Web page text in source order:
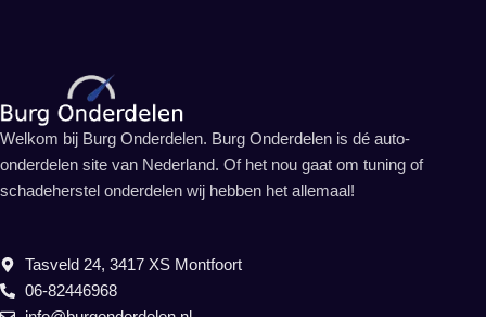
Welkom bij Burg Onderdelen. Burg Onderdelen is dé auto-
onderdelen site van Nederland. Of het nou gaat om tuning of
schadeherstel onderdelen wij hebben het allemaal!
Tasveld 24, 3417 XS Montfoort
06-82446968